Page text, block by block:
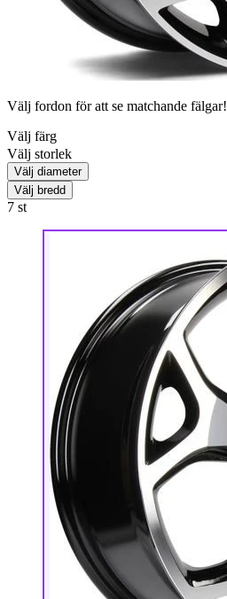
Välj fordon för att se matchande fälgar!
Välj färg
Välj storlek
Välj diameter
Välj bredd
7 st